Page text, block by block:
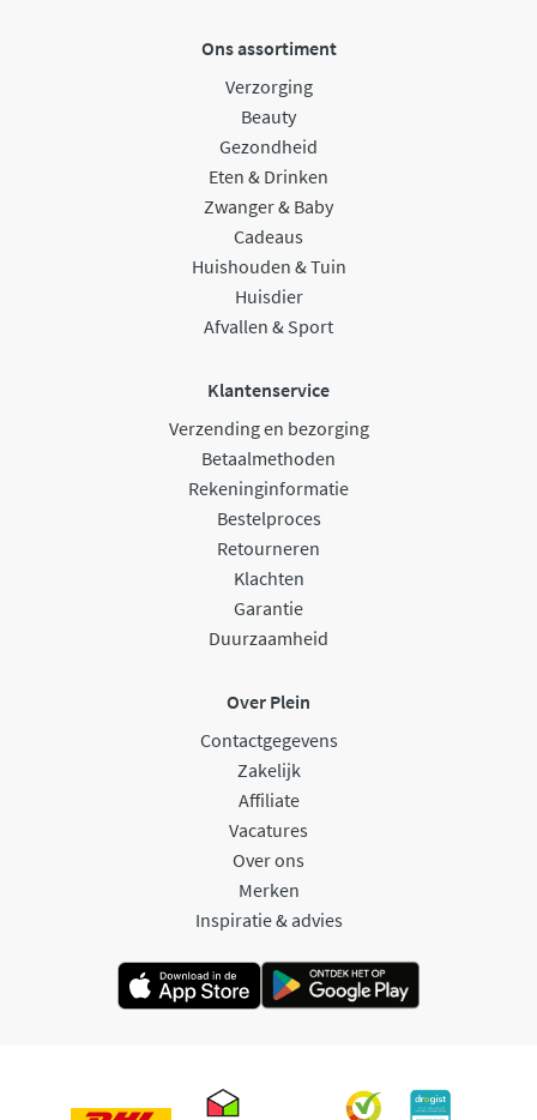
Ons assortiment
Verzorging
Beauty
Gezondheid
Eten & Drinken
Zwanger & Baby
Cadeaus
Huishouden & Tuin
Huisdier
Afvallen & Sport
Klantenservice
Verzending en bezorging
Betaalmethoden
Rekeninginformatie
Bestelproces
Retourneren
Klachten
Garantie
Duurzaamheid
Over Plein
Contactgegevens
Zakelijk
Affiliate
Vacatures
Over ons
Merken
Inspiratie & advies